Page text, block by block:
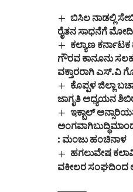
ನಿರ್ದೇಶಕರು, ಯುವ
ಸಬಲೀಕರಣ ಮತ್ತು ಕ್ರೀಡಾ
ಇಲಾಖೆ…
ಕೃತಿಗಳನ್ನು ಮಕ್ಕಳ ಪುಸ್ತಕ
ಚಂದಿರ ಪ್ರಶಸ್ತಿಗಾಗಿ
ಅರ್ಹಅಭ್ಯರ್ಥಿಗಳಿಂದ
ಆಹ್ವಾನಿಸಲಾಗಿದೆ.ಜನವರಿ
ಯಿಂದ ಡಿಸೆಂಬರ್ ತಿಂಗಳ
ಅಂತ್ಯದ ಅವದಿಯಲ್ಲಿ
ಪ್ರಕಟಗೊಂಡ ಮಕ್ಕಳ
ಸ್ವರಚಿತ ಕವನ ಸಂಕಲನ,
ನಾಟಕ,(ಪಠ್ಯಾಧಾರಿತ
ಬಿಟ್ಟು) ಮಕ್ಕಳ ಕಾದಂಬರಿ,
ವೈಜ್ಞಾನಿಕ ಲೇಖನಗಳ
ಸಂಕಲನ, ಅನುವಾದಿತಕೃತಿ
(ಯಾವುದೇ ಪ್ರಕಾರದ
ಮಕ್ಕಳ ಸಾಹಿತ್ಯ) ಮಕ್ಕಳ…
ಬಿಸಿಲ ನಾಡಲ್ಲಿ
ರೈತನ ಸಾಧನೆಗೆ ಮೋದಿ
ಕಲ್ಯಾಣ
ಗೌರವ ಕಾನೂನು
ವಕ್ತಾರರಾಗಿ ಎಸ್.ವಿ
ಕೊಪ್ಪಳ ಜಿಲ್ಲಾ
ಜಾಗೃತಿ ಅಧ್ಯಯನ
ಇಕ್ಬಾಲ್
: ಮಂಜು ಹಂಚಿನಾಳ
ಹಗಲುವೇಷ
ವಕೀಲರ ಸಂಘದಿಂದ